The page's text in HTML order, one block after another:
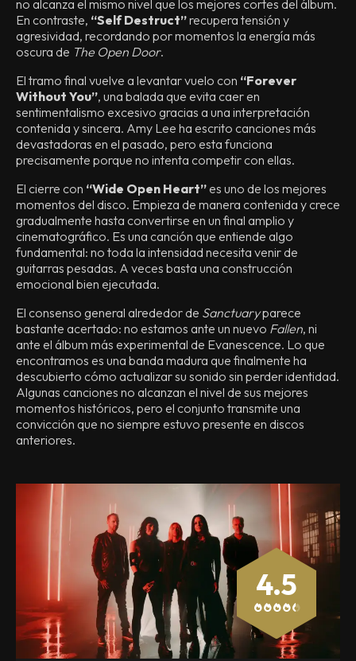
no alcanza el mismo nivel que los mejores cortes del álbum.
En contraste, “Self Destruct”recupera tensión y
agresividad, recordando por momentos la energía más
oscura de The Open Door.
El tramo final vuelve a levantar vuelo con “Forever
Without You”, una balada que evita caer en
sentimentalismo excesivo gracias a una interpretación
contenida y sincera. Amy Lee ha escrito canciones más
devastadoras en el pasado, pero esta funciona
precisamente porque no intenta competir con ellas.
El cierre con “Wide Open Heart” es uno de los mejores
momentos del disco. Empieza de manera contenida y crece
gradualmente hasta convertirse en un final amplio y
cinematográfico. Es una canción que entiende algo
fundamental: no toda la intensidad necesita venir de
guitarras pesadas. A veces basta una construcción
emocional bien ejecutada.
El consenso general alrededor de Sanctuaryparece
bastante acertado: no estamos ante un nuevo Fallen, ni
ante el álbum más experimental de Evanescence. Lo que
encontramos es una banda madura que finalmente ha
descubierto cómo actualizar su sonido sin perder identidad.
Algunas canciones no alcanzan el nivel de sus mejores
momentos históricos, pero el conjunto transmite una
convicción que no siempre estuvo presente en discos
anteriores.
4.5